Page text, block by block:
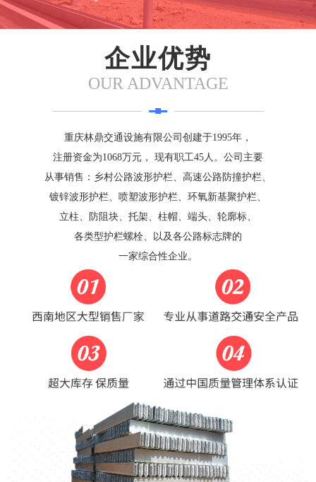
企业优势
OUR ADVANTAGE
重庆林鼎交通设施有限公司创建于1995年，
注册资金为1068万元， 现有职工45人。公司主要
从事销售：乡村公路波形护栏、高速公路防撞护栏、
镀锌波形护栏、喷塑波形护栏、环氧新基聚护栏、
立柱、防阻块、托架、柱帽、端头、轮廓标、
各类型护栏螺栓、以及各公路标志牌的
一家综合性企业。